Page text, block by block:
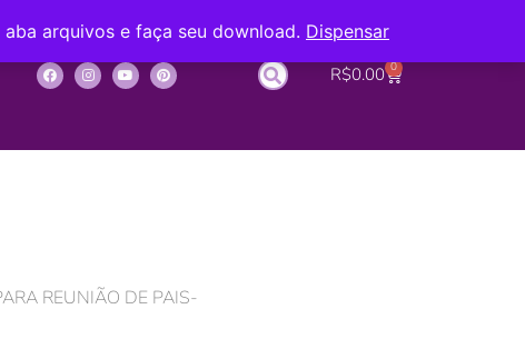
arquivos e faça seu download. Dispensar
R$0.00 0
REUNIÃO DE PAIS-